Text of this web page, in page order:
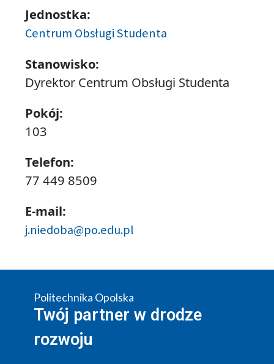
Jednostka:
Centrum Obsługi Studenta
Stanowisko:
Dyrektor Centrum Obsługi Studenta
Pokój:
103
Telefon:
77 449 8509
E-mail:
j.niedoba@po.edu.pl
Politechnika Opolska
Twój partner w drodze
rozwoju